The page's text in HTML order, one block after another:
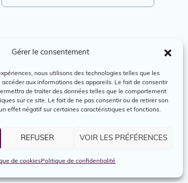
Gérer le consentement
nous utilisons des technologies telles que les
accéder aux informations des appareils. Le fait de consentir
de traiter des données telles que le comportement
sur ce site. Le fait de ne pas consentir ou de retirer son
effet négatif sur certaines caractéristiques et fonctions.
REFUSER VOIR LES PRÉFÉRENCES
de cookiesPolitique de confidentialité